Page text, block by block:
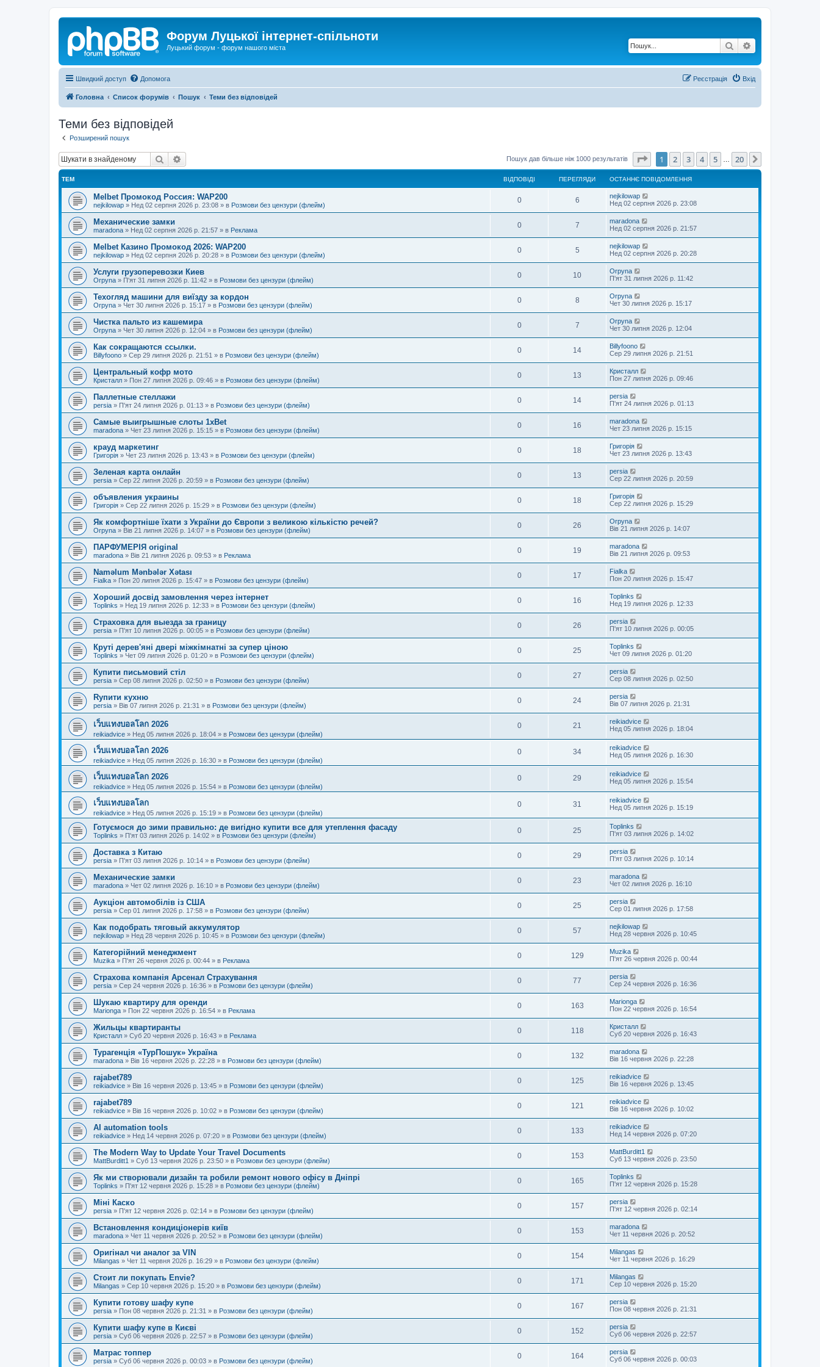
Форум Луцької інтернет-спільноти
Луцький форум - форум нашого міста Пошук
Швидкий доступ Допомога Вхід
Реєстрація
Головна Список форумів Пошук Теми без відповідей
Теми без відповідей
Розширений пошук
Пошук Пошук дав більше ніж 1000 результатів Сторінка 1з 20
1 2 3 4 5 20
ТЕМ ВІДПОВІДІ ПЕРЕГЛЯДИ ОСТАННЄ ПОВІДОМЛЕННЯ
Melbet Промокод Россия: WAP200
nejkilowap » Нед 02 серпня 2026 р. 23:08 » в Розмови без цензури (флейм)
0 6
nejkilowap
Нед 02 серпня 2026 р. 23:08
Механические замки
maradona » Нед 02 серпня 2026 р. 21:57 » в Реклама
0 7
maradona
Нед 02 серпня 2026 р. 21:57
Melbet Казино Промокод 2026: WAP200
nejkilowap » Нед 02 серпня 2026 р. 20:28 » в Розмови без цензури (флейм)
0 5
nejkilowap
Нед 02 серпня 2026 р. 20:28
Услуги грузоперевозки Киев
Orpyna » П'ят 31 липня 2026 р. 11:42 » в Розмови без цензури (флейм)
0 10
Orpyna
П'ят 31 липня 2026 р. 11:42
Техогляд машини для виїзду за кордон
Orpyna » Чет 30 липня 2026 р. 15:17 » в Розмови без цензури (флейм)
0 8
Orpyna
Чет 30 липня 2026 р. 15:17
Чистка пальто из кашемира
Orpyna » Чет 30 липня 2026 р. 12:04 » в Розмови без цензури (флейм)
0 7
Orpyna
Чет 30 липня 2026 р. 12:04
Как сокращаются ссылки.
Billyfoono » Сер 29 липня 2026 р. 21:51 » в Розмови без цензури (флейм)
0 14
Billyfoono
Сер 29 липня 2026 р. 21:51
Центральный кофр мото
Кристалл » Пон 27 липня 2026 р. 09:46 » в Розмови без цензури (флейм)
0 13
Кристалл
Пон 27 липня 2026 р. 09:46
Паллетные стеллажи
persia » П'ят 24 липня 2026 р. 01:13 » в Розмови без цензури (флейм)
0 14
persia
П'ят 24 липня 2026 р. 01:13
Самые выигрышные слоты 1xBet
maradona » Чет 23 липня 2026 р. 15:15 » в Розмови без цензури (флейм)
0 16
maradona
Чет 23 липня 2026 р. 15:15
крауд маркетинг
Григорія » Чет 23 липня 2026 р. 13:43 » в Розмови без цензури (флейм)
0 18
Григорія
Чет 23 липня 2026 р. 13:43
Зеленая карта онлайн
persia » Сер 22 липня 2026 р. 20:59 » в Розмови без цензури (флейм)
0 13
persia
Сер 22 липня 2026 р. 20:59
объявления украины
Григорія » Сер 22 липня 2026 р. 15:29 » в Розмови без цензури (флейм)
0 18
Григорія
Сер 22 липня 2026 р. 15:29
Як комфортніше їхати з України до Європи з великою кількістю речей?
Orpyna » Вів 21 липня 2026 р. 14:07 » в Розмови без цензури (флейм)
0 26
Orpyna
Вів 21 липня 2026 р. 14:07
ПАРФУМЕРІЯ original
maradona » Вів 21 липня 2026 р. 09:53 » в Реклама
0 19
maradona
Вів 21 липня 2026 р. 09:53
Naməlum Mənbələr Xətası
Fialka » Пон 20 липня 2026 р. 15:47 » в Розмови без цензури (флейм)
0 17
Fialka
Пон 20 липня 2026 р. 15:47
Хороший досвід замовлення через інтернет
Toplinks » Нед 19 липня 2026 р. 12:33 » в Розмови без цензури (флейм)
0 16
Toplinks
Нед 19 липня 2026 р. 12:33
Страховка для выезда за границу
persia » П'ят 10 липня 2026 р. 00:05 » в Розмови без цензури (флейм)
0 26
persia
П'ят 10 липня 2026 р. 00:05
Круті дерев'яні двері міжкімнатні за супер ціною
Toplinks » Чет 09 липня 2026 р. 01:20 » в Розмови без цензури (флейм)
0 25
Toplinks
Чет 09 липня 2026 р. 01:20
Купити письмовий стіл
persia » Сер 08 липня 2026 р. 02:50 » в Розмови без цензури (флейм)
0 27
persia
Сер 08 липня 2026 р. 02:50
Rупити кухню
persia » Вів 07 липня 2026 р. 21:31 » в Розмови без цензури (флейм)
0 24
persia
Вів 07 липня 2026 р. 21:31
เว็บแทงบอลโลก 2026
reikiadvice » Нед 05 липня 2026 р. 18:04 » в Розмови без цензури (флейм)
0 21
reikiadvice
Нед 05 липня 2026 р. 18:04
เว็บแทงบอลโลก 2026
reikiadvice » Нед 05 липня 2026 р. 16:30 » в Розмови без цензури (флейм)
0 34
reikiadvice
Нед 05 липня 2026 р. 16:30
เว็บแทงบอลโลก 2026
reikiadvice » Нед 05 липня 2026 р. 15:54 » в Розмови без цензури (флейм)
0 29
reikiadvice
Нед 05 липня 2026 р. 15:54
เว็บแทงบอลโลก
reikiadvice » Нед 05 липня 2026 р. 15:19 » в Розмови без цензури (флейм)
0 31
reikiadvice
Нед 05 липня 2026 р. 15:19
Готуємося до зими правильно: де вигідно купити все для утеплення фасаду
Toplinks » П'ят 03 липня 2026 р. 14:02 » в Розмови без цензури (флейм)
0 25
Toplinks
П'ят 03 липня 2026 р. 14:02
Доставка з Китаю
persia » П'ят 03 липня 2026 р. 10:14 » в Розмови без цензури (флейм)
0 29
persia
П'ят 03 липня 2026 р. 10:14
Механические замки
maradona » Чет 02 липня 2026 р. 16:10 » в Розмови без цензури (флейм)
0 23
maradona
Чет 02 липня 2026 р. 16:10
Аукціон автомобілів із США
persia » Сер 01 липня 2026 р. 17:58 » в Розмови без цензури (флейм)
0 25
persia
Сер 01 липня 2026 р. 17:58
Как подобрать тяговый аккумулятор
nejkilowap » Нед 28 червня 2026 р. 10:45 » в Розмови без цензури (флейм)
0 57
nejkilowap
Нед 28 червня 2026 р. 10:45
Категорійний менеджмент
Muzika » П'ят 26 червня 2026 р. 00:44 » в Реклама
0 129
Muzika
П'ят 26 червня 2026 р. 00:44
Страхова компанія Арсенал Страхування
persia » Сер 24 червня 2026 р. 16:36 » в Розмови без цензури (флейм)
0 77
persia
Сер 24 червня 2026 р. 16:36
Шукаю квартиру для оренди
Marionga » Пон 22 червня 2026 р. 16:54 » в Реклама
0 163
Marionga
Пон 22 червня 2026 р. 16:54
Жильцы квартиранты
Кристалл » Суб 20 червня 2026 р. 16:43 » в Реклама
0 118
Кристалл
Суб 20 червня 2026 р. 16:43
Турагенція «ТурПошук» Україна
maradona » Вів 16 червня 2026 р. 22:28 » в Розмови без цензури (флейм)
0 132
maradona
Вів 16 червня 2026 р. 22:28
rajabet789
reikiadvice » Вів 16 червня 2026 р. 13:45 » в Розмови без цензури (флейм)
0 125
reikiadvice
Вів 16 червня 2026 р. 13:45
rajabet789
reikiadvice » Вів 16 червня 2026 р. 10:02 » в Розмови без цензури (флейм)
0 121
reikiadvice
Вів 16 червня 2026 р. 10:02
AI automation tools
reikiadvice » Нед 14 червня 2026 р. 07:20 » в Розмови без цензури (флейм)
0 133
reikiadvice
Нед 14 червня 2026 р. 07:20
The Modern Way to Update Your Travel Documents
MattBurditt1 » Суб 13 червня 2026 р. 23:50 » в Розмови без цензури (флейм)
0 153
MattBurditt1
Суб 13 червня 2026 р. 23:50
Як ми створювали дизайн та робили ремонт нового офісу в Дніпрі
Toplinks » П'ят 12 червня 2026 р. 15:28 » в Розмови без цензури (флейм)
0 165
Toplinks
П'ят 12 червня 2026 р. 15:28
Міні Каско
persia » П'ят 12 червня 2026 р. 02:14 » в Розмови без цензури (флейм)
0 157
persia
П'ят 12 червня 2026 р. 02:14
Встановлення кондиціонерів київ
maradona » Чет 11 червня 2026 р. 20:52 » в Розмови без цензури (флейм)
0 153
maradona
Чет 11 червня 2026 р. 20:52
Оригінал чи аналог за VIN
Milangas » Чет 11 червня 2026 р. 16:29 » в Розмови без цензури (флейм)
0 154
Milangas
Чет 11 червня 2026 р. 16:29
Стоит ли покупать Envie?
Milangas » Сер 10 червня 2026 р. 15:20 » в Розмови без цензури (флейм)
0 171
Milangas
Сер 10 червня 2026 р. 15:20
Купити готову шафу купе
persia » Пон 08 червня 2026 р. 21:31 » в Розмови без цензури (флейм)
0 167
persia
Пон 08 червня 2026 р. 21:31
Купити шафу купе в Києві
persia » Суб 06 червня 2026 р. 22:57 » в Розмови без цензури (флейм)
0 152
persia
Суб 06 червня 2026 р. 22:57
Матрас топпер
persia » Суб 06 червня 2026 р. 00:03 » в Розмови без цензури (флейм)
0 164
persia
Суб 06 червня 2026 р. 00:03